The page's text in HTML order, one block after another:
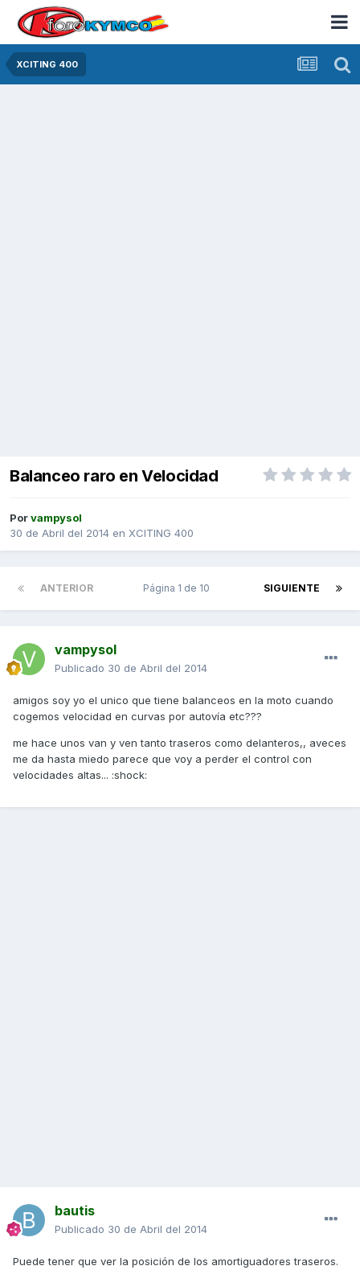
XCITING 400
Balanceo raro en Velocidad
Porvampysol
30 de Abril del 2014 en XCITING 400
ANTERIOR SIGUIENTE
Página 1 de 10
vampysol
Publicado 30 de Abril del 2014
amigos soy yo el unico que tiene balanceos en la moto cuando
cogemos velocidad en curvas por autovía etc???
me hace unos van y ven tanto traseros como delanteros,, aveces
me da hasta miedo parece que voy a perder el control con
velocidades altas... :shock:
bautis
Publicado 30 de Abril del 2014
Puede tener que ver la posición de los amortiguadores traseros.